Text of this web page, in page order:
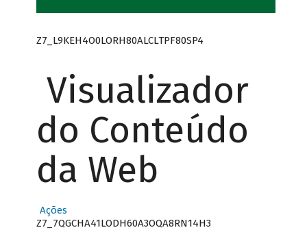
Z7_L9KEH4O0LORH80ALCLTPF80SP4
Visualizador
do Conteúdo
da Web
Ações
Z7_7QGCHA41LODH60A3OQA8RN14H3